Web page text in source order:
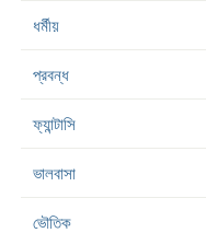
ধর্মীয়
প্রবন্ধ
ফ্যান্টাসি
ভালবাসা
ভৌতিক